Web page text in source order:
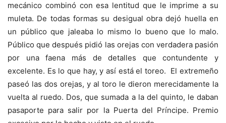
mecánico combinó con esa lentitud que le imprime a su
muleta. De todas formas su desigual obra dejó huella en
un público que jaleaba lo mismo lo bueno que lo malo.
Público que después pidió las orejas con verdadera pasión
por una faena más de detalles que contundente y
excelente. Es lo que hay, y así está el toreo. El extremeño
paseó las dos orejas, y al toro le dieron merecidamente la
vuelta al ruedo. Dos, que sumada a la del quinto, le daban
pasaporte para salir por la Puerta del Príncipe. Premio